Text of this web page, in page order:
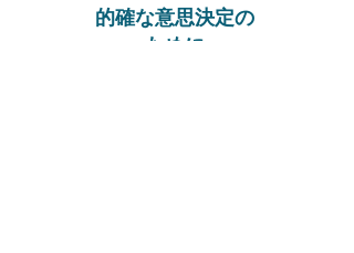
的確な意思決定の
ために